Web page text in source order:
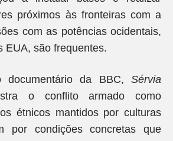
próximos às fronteiras com a
com as potências ocidentais,
EUA, são frequentes.
documentário da BBC, Sérvia
o conflito armado como
étnicos mantidos por culturas
por condições concretas que